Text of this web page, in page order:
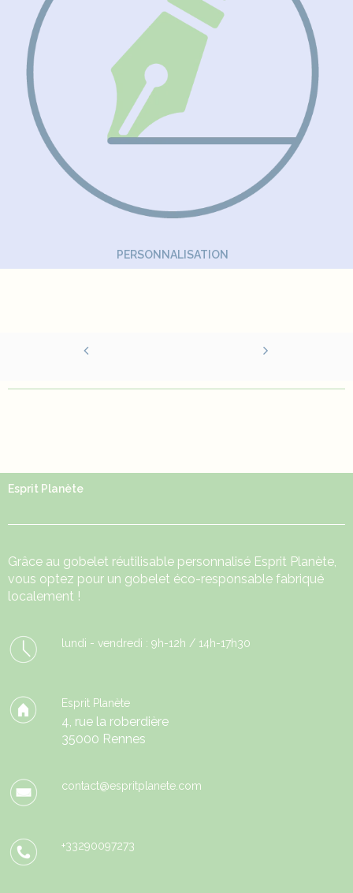
PERSONNALISATION
Esprit Planète
Grâce au gobelet réutilisable personnalisé Esprit Planète,
vous optez pour un gobelet éco-responsable fabriqué
localement !
lundi - vendredi : 9h-12h / 14h-17h30
Esprit Planète
4, rue la roberdière
35000 Rennes
contact@espritplanete.com
+33290097273